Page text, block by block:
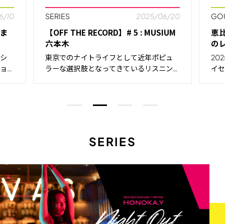
10 SERIES 2025/06/20
【OFF THE RECORD】# 5 : MUSIUM
六本木
東京でのナイトライフとして近年ポピュ
ラーな選択肢となってきているリスニン
恵
の
イ
SERIES